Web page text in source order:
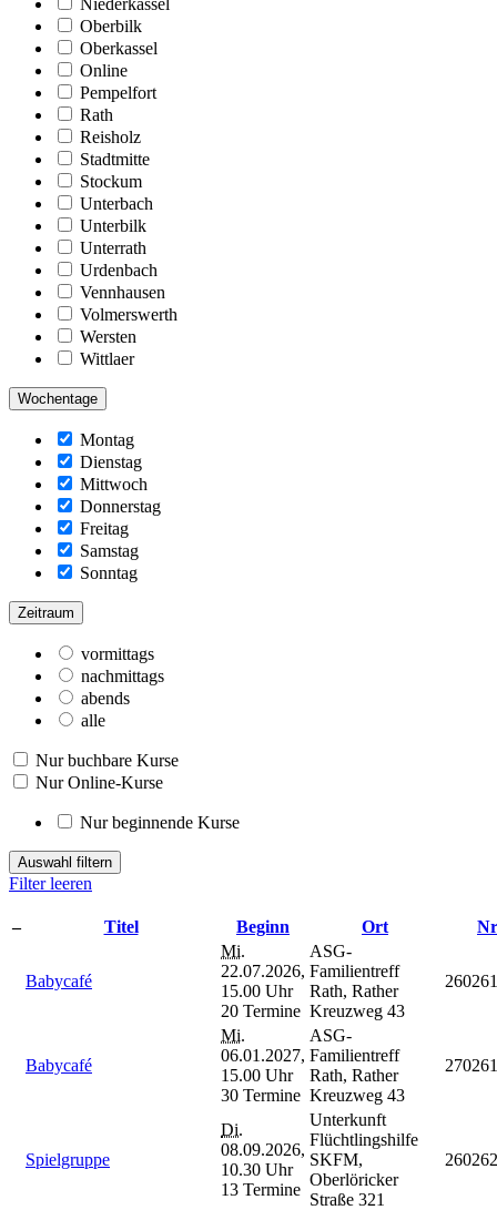
Oberbilk
Oberkassel
Online
Pempelfort
Rath
Reisholz
Stadtmitte
Stockum
Unterbach
Unterbilk
Unterrath
Urdenbach
Vennhausen
Volmerswerth
Wersten
Wittlaer
Wochentage
Montag
Dienstag
Mittwoch
Donnerstag
Freitag
Samstag
Sonntag
Zeitraum
vormittags
nachmittags
abends
alle
Nur buchbare Kurse
Nur Online-Kurse
Nur beginnende Kurse
Auswahl filtern
Filter leeren
– Titel Beginn Ort
Babycafé
Mi.
22.07.2026,
15.00 Uhr
20 Termine
ASG-
Familientreff
Rath, Rather
Kreuzweg 43
Babycafé
Mi.
06.01.2027,
15.00 Uhr
30 Termine
ASG-
Familientreff
Rath, Rather
Kreuzweg 43
Spielgruppe
Di.
08.09.2026,
10.30 Uhr
13 Termine
Unterkunft
Flüchtlingshilfe
SKFM,
Oberlöricker
Straße 321